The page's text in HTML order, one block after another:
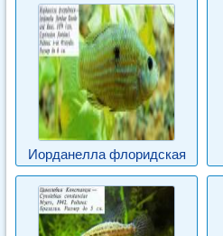
Иорданелла флоридская